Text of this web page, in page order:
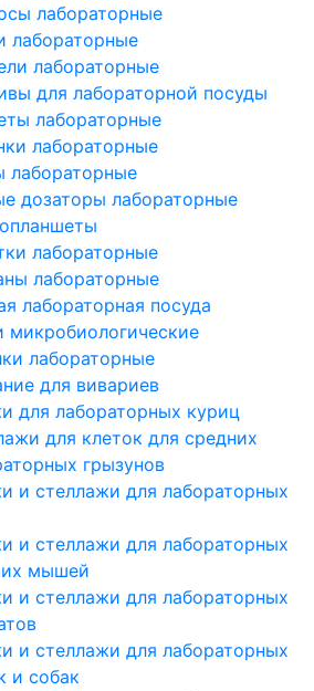
лабораторные
лабораторные
лабораторные
для лабораторной посуды
лабораторные
лабораторные
лабораторные
дозаторы лабораторные
лабораторные
лабораторные
лабораторная посуда
микробиологические
лабораторные
для вивариев
для лабораторных куриц
для клеток для средних
грызунов
и стеллажи для лабораторных
и стеллажи для лабораторных
мышей
и стеллажи для лабораторных
и стеллажи для лабораторных
и собак